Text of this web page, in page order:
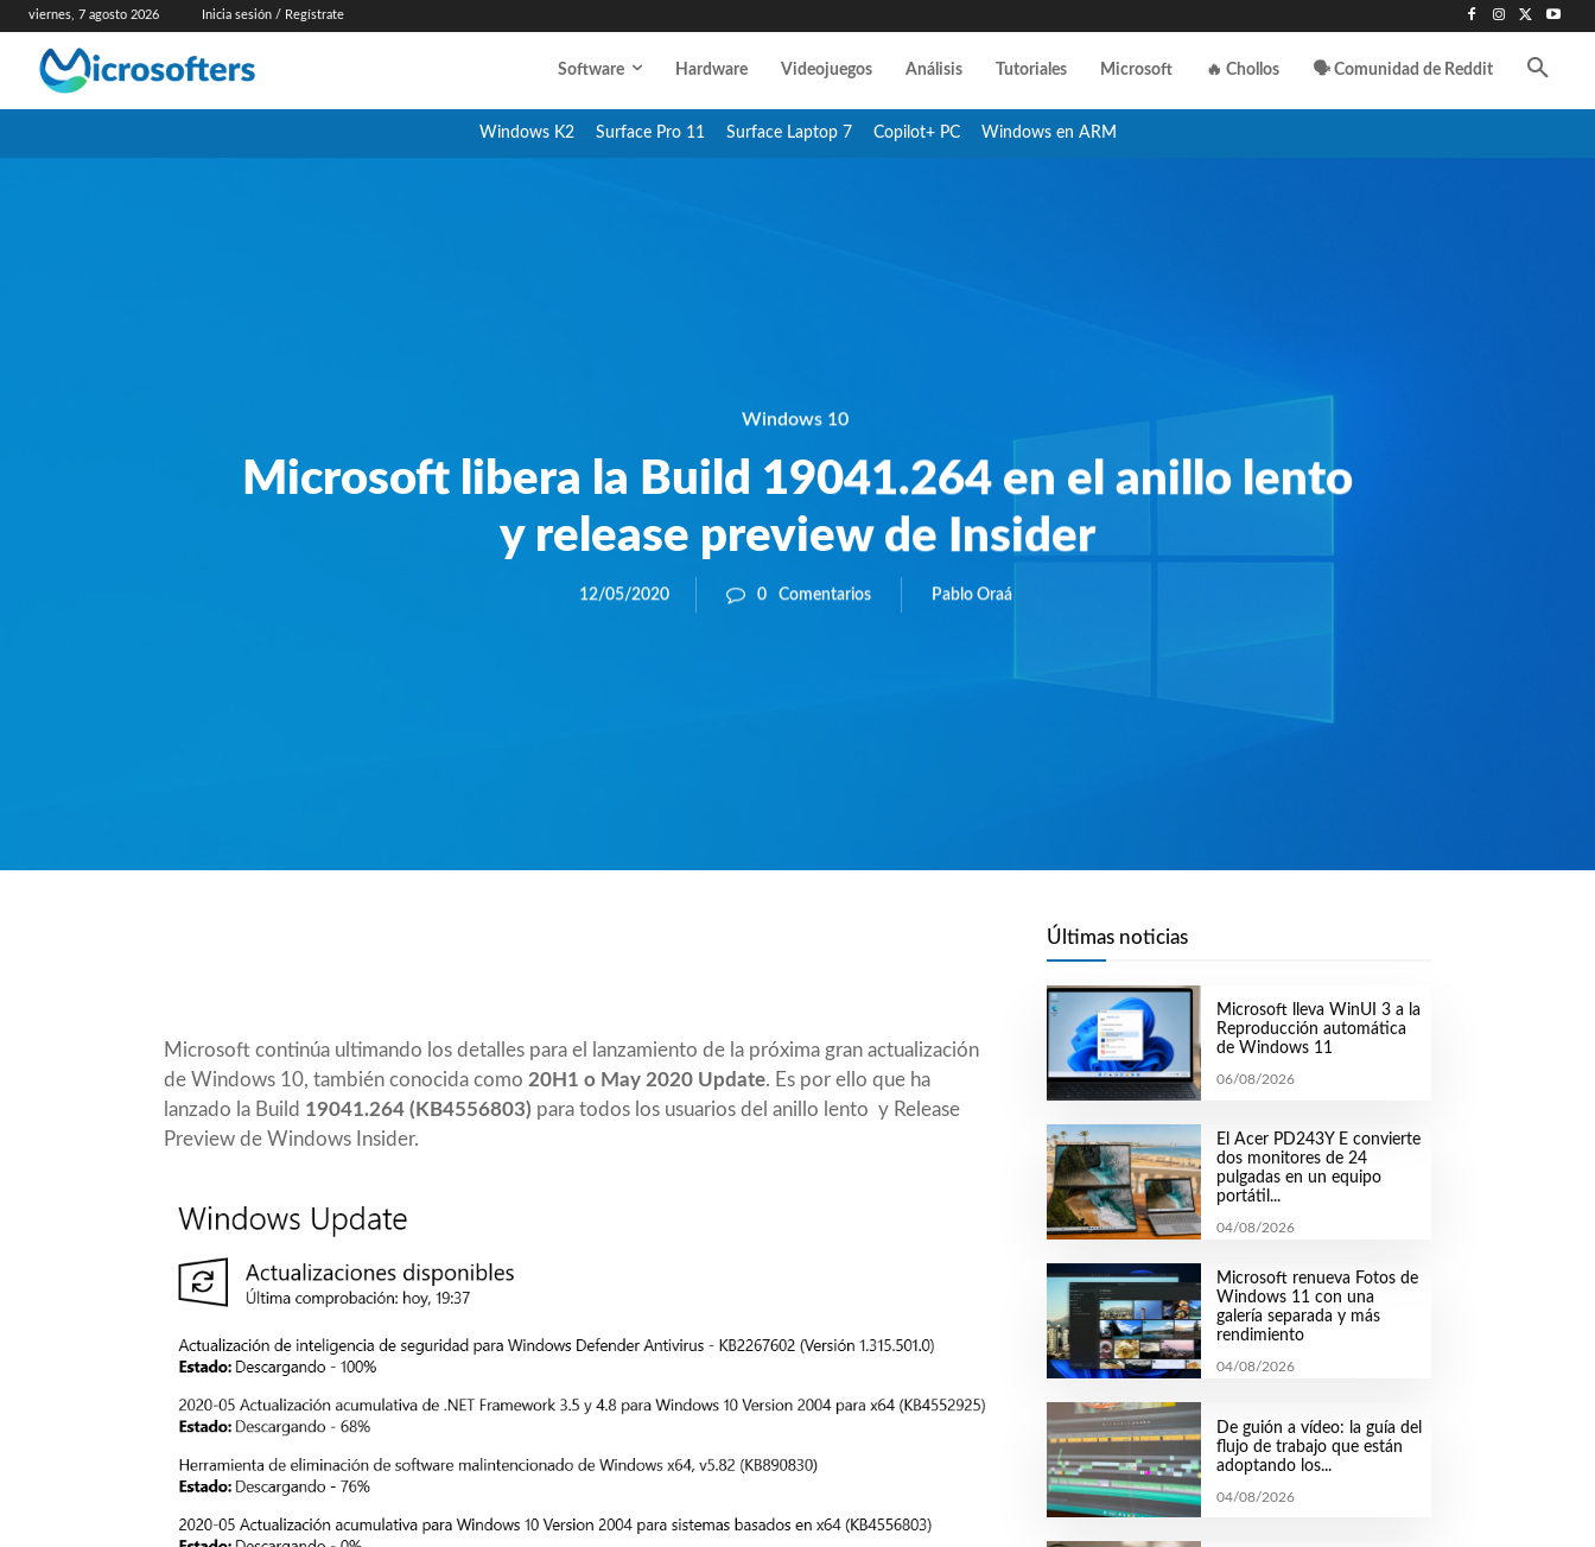
viernes, 7 agosto 2026 Inicia sesión / Regístrate
Software Hardware Videojuegos Análisis Tutoriales Microsoft 🔥 Chollos 🗣️ Comunidad de Reddit
Windows K2 Surface Pro 11 Surface Laptop 7 Copilot+ PC Windows en ARM
Windows 10
Microsoft libera la Build 19041.264 en el anillo lento
y release preview de Insider
12/05/2020 0 Comentarios Pablo Oraá
Microsoft continúa ultimando los detalles para el lanzamiento de la próxima gran actualización
de Windows 10, también conocida como 20H1 o May 2020 Update. Es por ello que ha
lanzado la Build 19041.264 (KB4556803) para todos los usuarios del anillo lento y Release
Preview de Windows Insider.
Últimas noticias
Microsoft lleva WinUI 3 a la
Reproducción automática
de Windows 11
06/08/2026
El Acer PD243Y E convierte
dos monitores de 24
pulgadas en un equipo
portátil...
04/08/2026
Microsoft renueva Fotos de
Windows 11 con una
galería separada y más
rendimiento
04/08/2026
De guión a vídeo: la guía del
flujo de trabajo que están
adoptando los...
04/08/2026